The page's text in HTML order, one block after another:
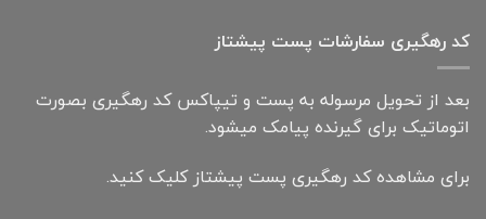
کد رهگیری سفارشات پست پیشتاز
بعد از تحویل مرسوله به پست و تیپاکس کد رهگیری بصورت
اتوماتیک برای گیرنده پیامک میشود.
برای مشاهده کد رهگیری پست پیشتاز کلیک کنید.